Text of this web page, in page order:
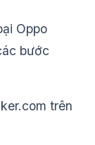
Oppo
bước
trên